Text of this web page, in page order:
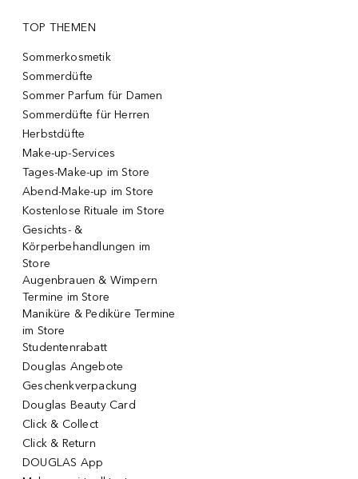
TOP THEMEN
Sommerkosmetik
Sommerdüfte
Sommer Parfum für Damen
Sommerdüfte für Herren
Herbstdüfte
Make-up-Services
Tages-Make-up im Store
Abend-Make-up im Store
Kostenlose Rituale im Store
Gesichts- &
Körperbehandlungen im
Store
Augenbrauen & Wimpern
Termine im Store
Maniküre & Pediküre Termine
im Store
Studentenrabatt
Douglas Angebote
Geschenkverpackung
Douglas Beauty Card
Click & Collect
Click & Return
DOUGLAS App